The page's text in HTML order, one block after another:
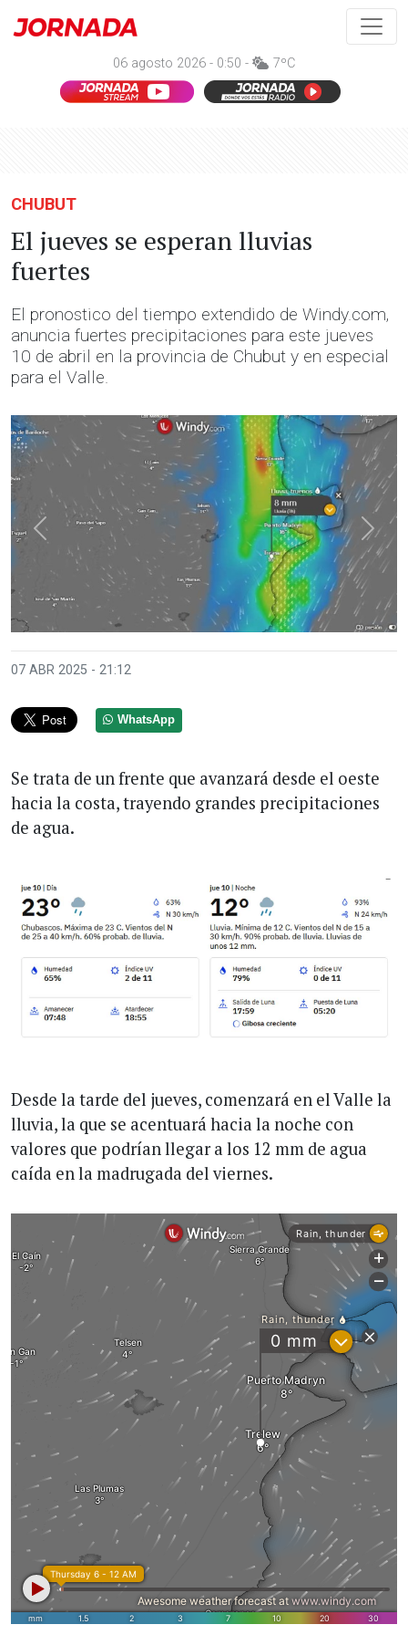
06 agosto 2026 - 0:50 - 7ºC
CHUBUT
El jueves se esperan lluvias
fuertes
El pronostico del tiempo extendido de Windy.com,
anuncia fuertes precipitaciones para este jueves
10 de abril en la provincia de Chubut y en especial
para el Valle.
Anterior
07 ABR 2025 - 21:12
WhatsApp
Se trata de un frente que avanzará desde el oeste
hacia la costa, trayendo grandes precipitaciones
de agua.
Desde la tarde del jueves, comenzará en el Valle la
lluvia, la que se acentuará hacia la noche con
valores que podrían llegar a los 12 mm de agua
caída en la madrugada del viernes.